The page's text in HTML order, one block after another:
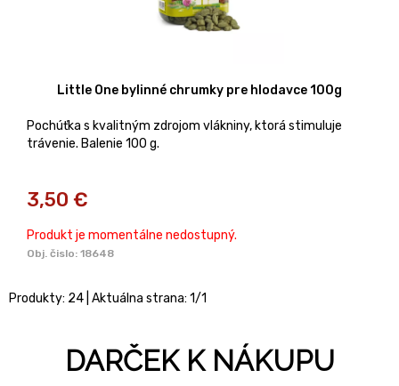
Little One bylinné chrumky pre hlodavce 100g
Pochúťka s kvalitným zdrojom vlákniny, ktorá stimuluje
trávenie. Balenie 100 g.
3,50 €
Produkt je momentálne nedostupný.
Obj. čislo: 18648
Produkty: 24 | Aktuálna strana: 1/1
DARČEK K NÁKUPU